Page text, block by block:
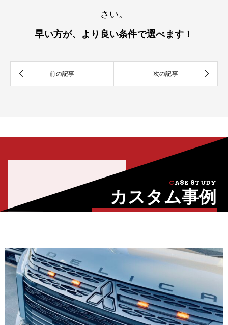
さい。​
早い方が​、​より良い条件で​選べます！​
カスタム事例
CASE STUDY